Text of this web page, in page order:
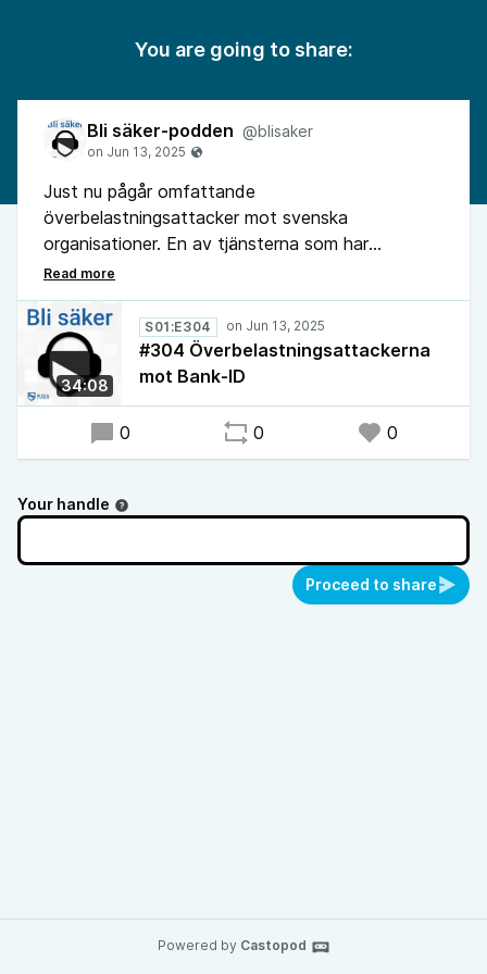
You are going to share:
Bli säker-podden @blisaker
Just nu pågår omfattande
överbelastningsattacker mot svenska
organisationer. En av tjänsterna som har
drabbats är Bank-ID. I veckans avsnitt av Bli
säker-podden gästas Nikka av Bank-ID:s
säkerhetschef Andreas Bergqvist som berättar
mer om attackerna och om vad Bank-ID gör för
att upprätthålla tjänstens tillgänglighet.
34:08
S01:E304
#304 Överbelastningsattackerna
mot Bank-ID
0 0 0
Your handle
Proceed to share
Powered by Castopod